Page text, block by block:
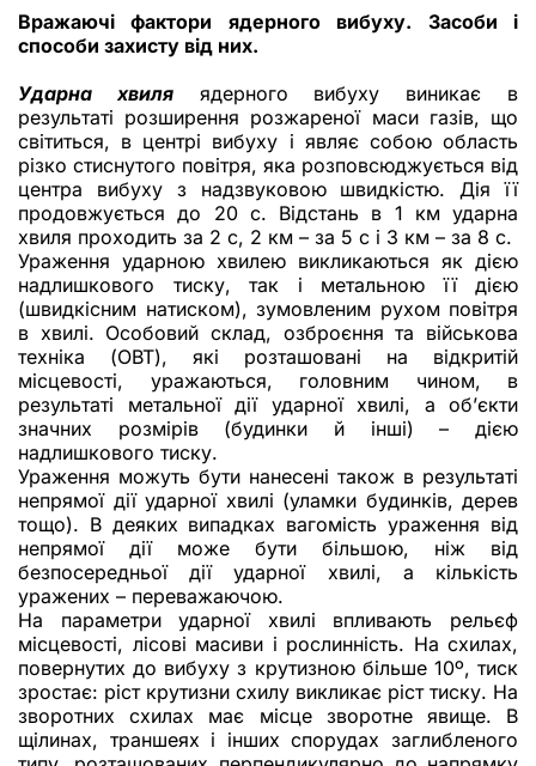
Вражаючі фактори ядерного вибуху. Засоби і
способи захисту від них.
Ударна хвиляядерного вибуху виникає в
результаті розширення розжареної маси газів, що
світиться, в центрі вибуху і являє собою область
різко стиснутого повітря, яка розповсюджується від
центра вибуху з надзвуковою швидкістю. Дія її
продовжується до 20 с. Відстань в 1 км ударна
хвиля проходить за 2 с, 2 км – за 5 с і 3 км – за 8 с.
Ураження ударною хвилею викликаються як дією
надлишкового тиску, так і метальною її дією
(швидкісним натиском), зумовленим рухом повітря
в хвилі. Особовий склад, озброєння та військова
техніка (ОВТ), які розташовані на відкритій
місцевості, уражаються, головним чином, в
результаті метальної дії ударної хвилі, а об’єкти
значних розмірів (будинки й інші) – дією
надлишкового тиску.
Ураження можуть бути нанесені також в результаті
непрямої дії ударної хвилі (уламки будинків, дерев
тощо). В деяких випадках вагомість ураження від
непрямої дії може бути більшою, ніж від
безпосередньої дії ударної хвилі, а кількість
уражених – переважаючою.
На параметри ударної хвилі впливають рельєф
місцевості, лісові масиви і рослинність. На схилах,
повернутих до вибуху з крутизною більше 10º, тиск
зростає: ріст крутизни схилу викликає ріст тиску. На
зворотних схилах має місце зворотне явище. В
щілинах, траншеях і інших спорудах заглибленого